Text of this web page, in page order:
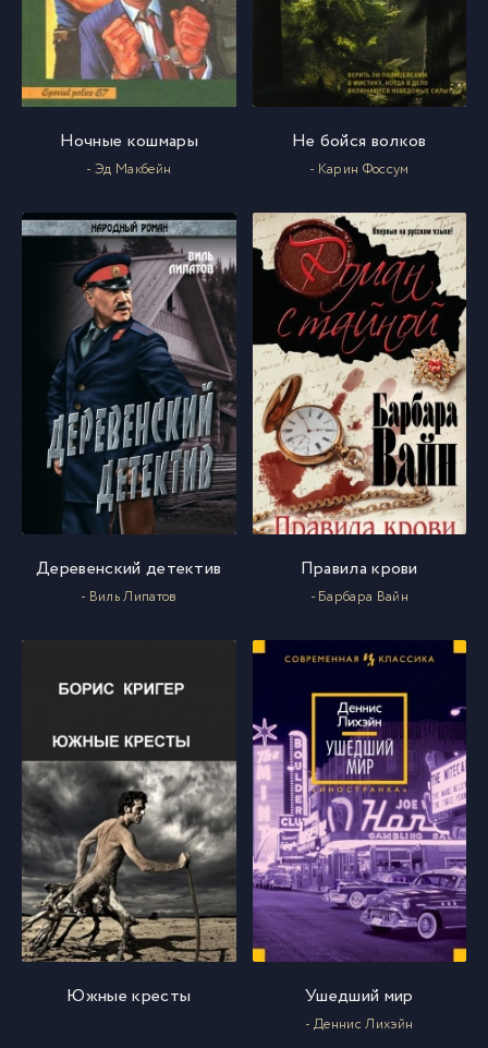
Ночные кошмары
- Эд Макбейн
Не бойся волков
- Карин Фоссум
Деревенский детектив
- Виль Липатов
Правила крови
- Барбара Вайн
Южные кресты Ушедший мир
- Деннис Лихэйн